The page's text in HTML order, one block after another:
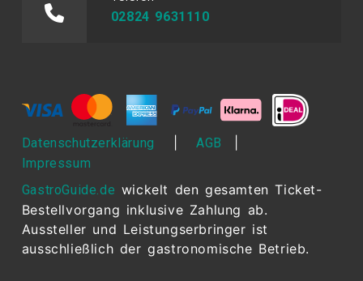
02824 9631110
Datenschutzerklärung |AGB
Impressum
GastroGuide.de wickelt den gesamten Ticket-
Bestellvorgang inklusive Zahlung ab.
Aussteller und Leistungserbringer ist
ausschließlich der gastronomische Betrieb.